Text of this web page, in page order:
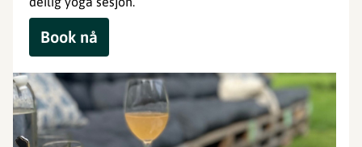
Book nå